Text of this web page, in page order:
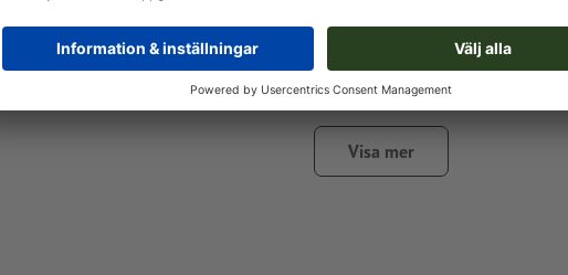
tryckfärger. Namnge därför den upplagda fulltonsfärgen i
tryckdata som "gold" eller "silver"
Bärmaterialet kan lysa igenom vidtryck med vit färg
Den tryckfärdiga PDF-filen får bara innehålla vektorer;
bilder och -förlagor är inte lämpliga
Visa mer